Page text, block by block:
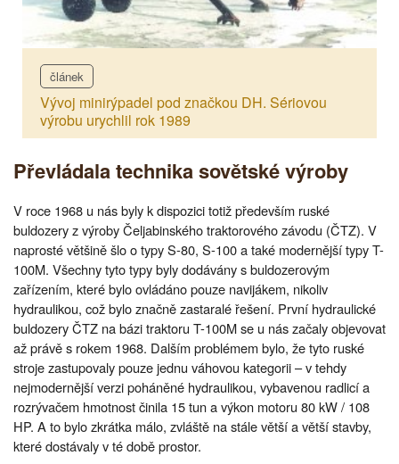
článek
Vývoj minirýpadel pod značkou DH. Sériovou
výrobu urychlil rok 1989
Převládala technika sovětské výroby
V roce 1968 u nás byly k dispozici totiž především ruské
buldozery z výroby Čeljabinského traktorového závodu (ČTZ). V
naprosté většině šlo o typy S-80, S-100 a také modernější typy T-
100M. Všechny tyto typy byly dodávány s buldozerovým
zařízením, které bylo ovládáno pouze navijákem, nikoliv
hydraulikou, což bylo značně zastaralé řešení. První hydraulické
buldozery ČTZ na bázi traktoru T-100M se u nás začaly objevovat
až právě s rokem 1968. Dalším problémem bylo, že tyto ruské
stroje zastupovaly pouze jednu váhovou kategorii – v tehdy
nejmodernější verzi poháněné hydraulikou, vybavenou radlicí a
rozrývačem hmotnost činila 15 tun a výkon motoru 80 kW / 108
HP. A to bylo zkrátka málo, zvláště na stále větší a větší stavby,
které dostávaly v té době prostor.